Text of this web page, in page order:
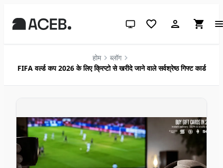
सिस्टम थीम (लाइट के लिए क्लिक करें)
होम
ब्लॉग
FIFA वर्ल्ड कप 2026 के लिए क्रिप्टो से खरीदे जाने वाले सर्वश्रेष्ठ गिफ्ट कार्ड